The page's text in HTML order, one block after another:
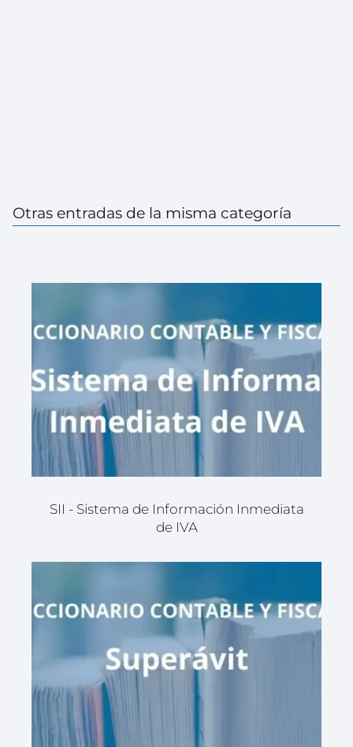
Otras entradas de la misma categoría
SII - Sistema de Información Inmediata
de IVA